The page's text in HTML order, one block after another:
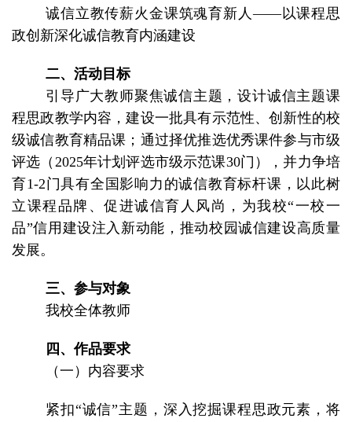
诚信立教传薪火金课筑魂育新人——以课程思
政创新深化诚信教育内涵建设
二、活动目标
引导广大教师聚焦诚信主题，设计诚信主题课
程思政教学内容，建设一批具有示范性、创新性的校
级诚信教育精品课；通过择优推选优秀课件参与市级
评选（2025年计划评选市级示范课30门），并力争培
育1-2门具有全国影响力的诚信教育标杆课，以此树
立课程品牌、促进诚信育人风尚，为我校“一校一
品”信用建设注入新动能，推动校园诚信建设高质量
发展。
三、参与对象
我校全体教师
四、作品要求
（一）内容要求
紧扣“诚信”主题，深入挖掘课程思政元素，将